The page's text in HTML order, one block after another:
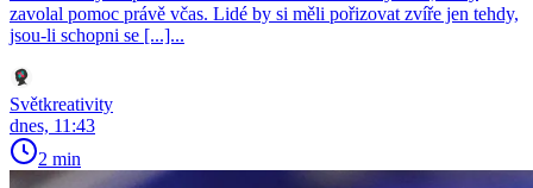
zavolal pomoc právě včas. Lidé by si měli pořizovat zvíře jen tehdy,
jsou-li schopni se [...]...
Světkreativity
dnes, 11:43
2 min